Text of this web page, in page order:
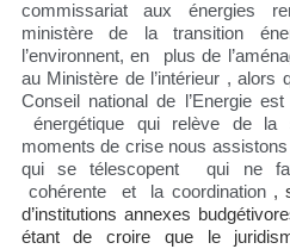
commissariat aux énergies
ministère de la transition
l’environnent, en plus de
au Ministère de l’intérieur , alors
Conseil national de l’Energie
énergétique qui relève de la
moments de crise nous
qui se télescopent qui ne
cohérente et la coordination,
d’institutions annexes
étant de croire que le